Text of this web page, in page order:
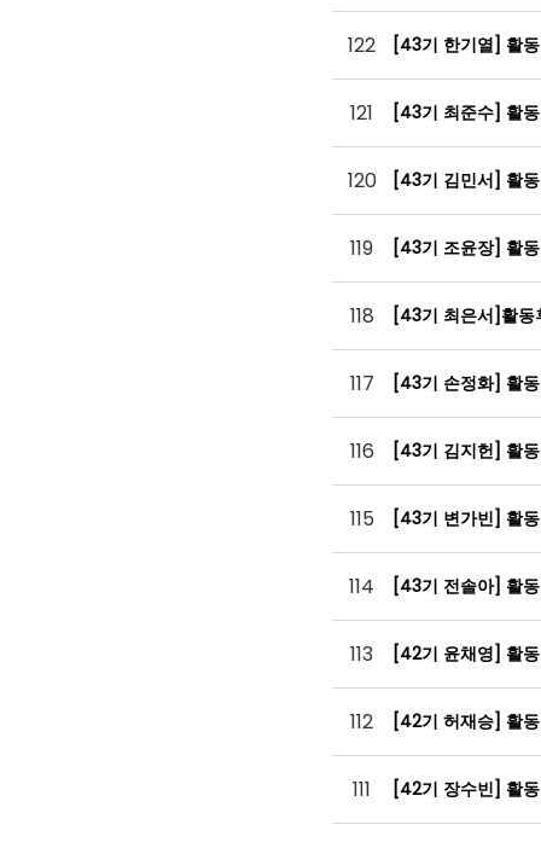
122 [43기 한기열] 활
121 [43기 최준수] 활
120 [43기 김민서] 활
119 [43기 조윤장] 활
118 [43기 최은서]활
117 [43기 손정화] 활
116 [43기 김지헌] 활
115 [43기 변가빈] 활
114 [43기 전솔아] 활
113 [42기 윤채영] 활
112 [42기 허재승] 활
111 [42기 장수빈] 활